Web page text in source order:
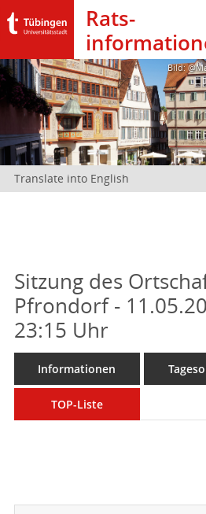
Rats­
Bild:
Translate into English
Sitzung des
Pfrondorf -
23:15 Uhr
Informationen
TOP-Liste